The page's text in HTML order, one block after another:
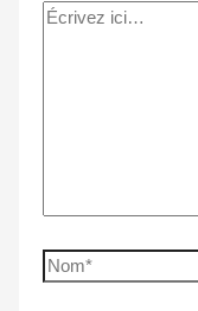
Écrivez
Nom*